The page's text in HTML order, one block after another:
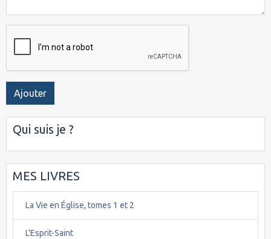
Ajouter
Qui suis je ?
MES LIVRES
La Vie en Église, tomes 1 et 2
L'Esprit-Saint